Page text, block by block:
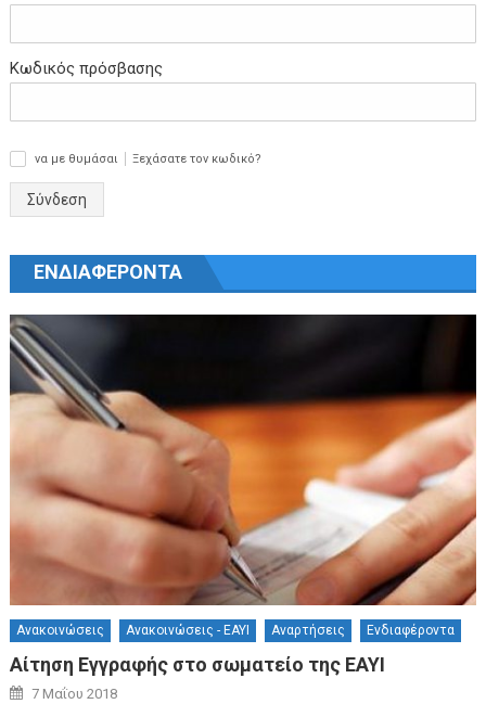
Κωδικός πρόσβασης
να με θυμάσαι Ξεχάσατε τον κωδικό?
Σύνδεση
ΕΝΔΙΑΦΕΡΟΝΤΑ
Ανακοινώσεις Ανακοινώσεις - ΕΑΥΙ Αναρτήσεις Ενδιαφέροντα
Αίτηση Εγγραφής στο σωματείο της ΕΑΥΙ
Posted on
7 Μαΐου 2018